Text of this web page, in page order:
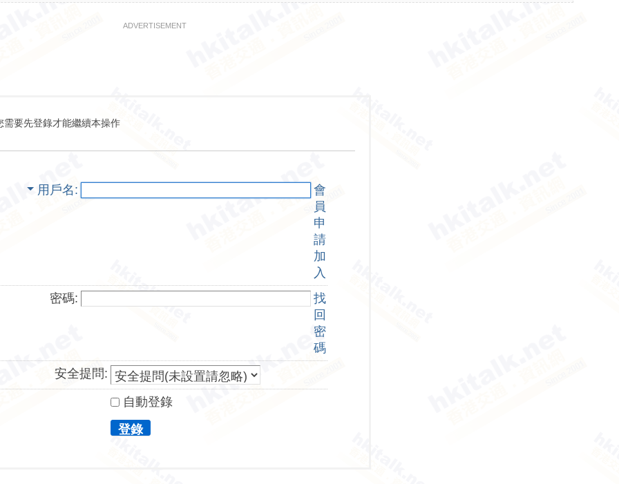
ADVERTISEMENT
需要先登錄才能繼續本操作
用戶名
會
員
申
請
加
入
密碼:
找
回
密
碼
安全提問:
自動登錄
登錄